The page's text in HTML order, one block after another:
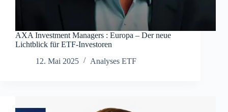
AXA Investment Managers : Europa – Der neue
Lichtblick für ETF-Investoren
12. Mai 2025
Analyses ETF